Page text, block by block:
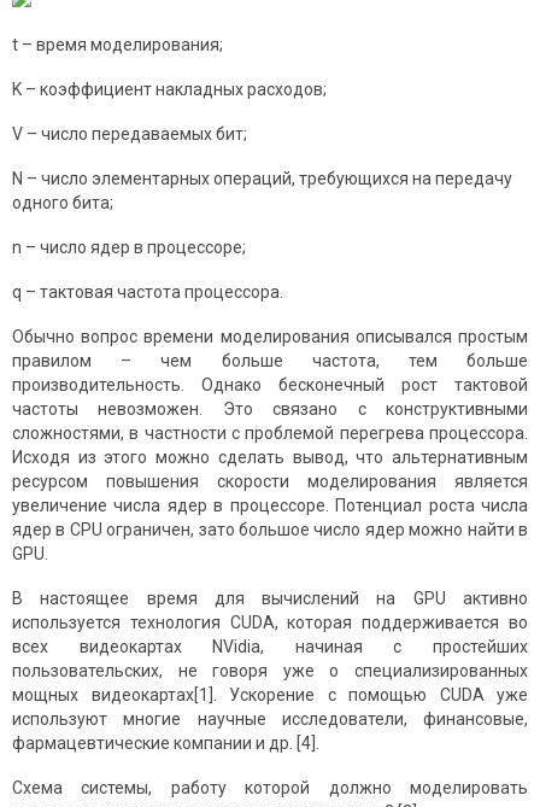
t – время моделирования;
K – коэффициент накладных расходов;
V – число передаваемых бит;
N – число элементарных операций, требующихся на передачу
одного бита;
n – число ядер в процессоре;
q – тактовая частота процессора.
Обычно вопрос времени моделирования описывался простым
правилом – чем больше частота, тем больше
производительность. Однако бесконечный рост тактовой
частоты невозможен. Это связано с конструктивными
сложностями, в частности с проблемой перегрева процессора.
Исходя из этого можно сделать вывод, что альтернативным
ресурсом повышения скорости моделирования является
увеличение числа ядер в процессоре. Потенциал роста числа
ядер в CPU ограничен, зато большое число ядер можно найти в
GPU.
В настоящее время для вычислений на GPU активно
используется технология CUDA, которая поддерживается во
всех видеокартах NVidia, начиная с простейших
пользовательских, не говоря уже о специализированных
мощных видеокартах[1]. Ускорение с помощью CUDA уже
используют многие научные исследователи, финансовые,
фармацевтические компании и др. [4].
Схема системы, работу которой должно моделировать